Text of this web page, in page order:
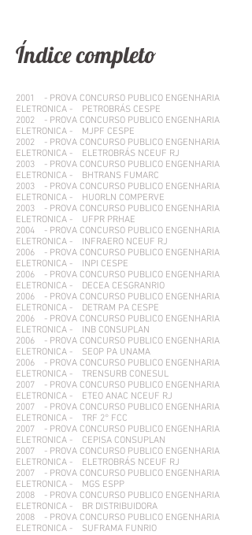
Índice completo
2001 - PROVA CONCURSO PUBLICO ENGENHARIA
ELETRONICA - PETROBRÁS CESPE
2002 - PROVA CONCURSO PUBLICO ENGENHARIA
ELETRONICA - MJPF CESPE
2002 - PROVA CONCURSO PUBLICO ENGENHARIA
ELETRONICA - ELETROBRÁS NCEUF RJ
2003 - PROVA CONCURSO PUBLICO ENGENHARIA
ELETRONICA - BHTRANS FUMARC
2003 - PROVA CONCURSO PUBLICO ENGENHARIA
ELETRONICA - HUORLN COMPERVE
2003 - PROVA CONCURSO PUBLICO ENGENHARIA
ELETRONICA - UFPR PRHAE
2004 - PROVA CONCURSO PUBLICO ENGENHARIA
ELETRONICA - INFRAERO NCEUF RJ
2006 - PROVA CONCURSO PUBLICO ENGENHARIA
ELETRONICA - INPI CESPE
2006 - PROVA CONCURSO PUBLICO ENGENHARIA
ELETRONICA - DECEA CESGRANRIO
2006 - PROVA CONCURSO PUBLICO ENGENHARIA
ELETRONICA - DETRAM PA CESPE
2006 - PROVA CONCURSO PUBLICO ENGENHARIA
ELETRONICA - INB CONSUPLAN
2006 - PROVA CONCURSO PUBLICO ENGENHARIA
ELETRONICA - SEOP PA UNAMA
2006 - PROVA CONCURSO PUBLICO ENGENHARIA
ELETRONICA - TRENSURB CONESUL
2007 - PROVA CONCURSO PUBLICO ENGENHARIA
ELETRONICA - ETEO ANAC NCEUF RJ
2007 - PROVA CONCURSO PUBLICO ENGENHARIA
ELETRONICA - TRF 2° FCC
2007 - PROVA CONCURSO PUBLICO ENGENHARIA
ELETRONICA - CEPISA CONSUPLAN
2007 - PROVA CONCURSO PUBLICO ENGENHARIA
ELETRONICA - ELETROBRÁS NCEUF RJ
2007 - PROVA CONCURSO PUBLICO ENGENHARIA
ELETRONICA - MGS ESPP
2008 - PROVA CONCURSO PUBLICO ENGENHARIA
ELETRONICA - BR DISTRIBUIDORA
2008 - PROVA CONCURSO PUBLICO ENGENHARIA
ELETRONICA - SUFRAMA FUNRIO